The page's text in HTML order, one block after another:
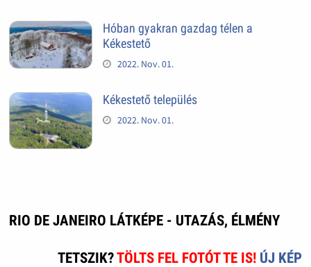
Hóban gyakran gazdag télen a
Kékestető
2022. Nov. 01.
Kékestető település
2022. Nov. 01.
RIO DE JANEIRO LÁTKÉPE - UTAZÁS, ÉLMÉNY
TETSZIK?TÖLTS FEL FOTÓT TE IS! ÚJ KÉP